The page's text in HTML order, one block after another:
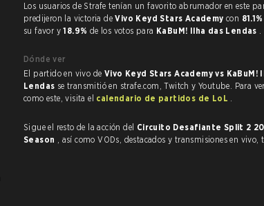
Los usuarios de Strafe tenían un favorito abrumador en este partido, y
predijeron la victoria deVivo Keyd Stars Academy con 81.1%
su favor y18.9% de los votos para KaBuM! Ilha das Lendas .
Dónde ver
El partido en vivo de Vivo Keyd Stars Academy vs KaBuM!
Lendas se transmitió en strafe.com, Twitch y Youtube. Para
como este, visita el calendario de partidos de LoL .
Sigue el resto de la acción del Circuito Desafiante Split 2
Season
, así como VODs, destacados y transmisiones en